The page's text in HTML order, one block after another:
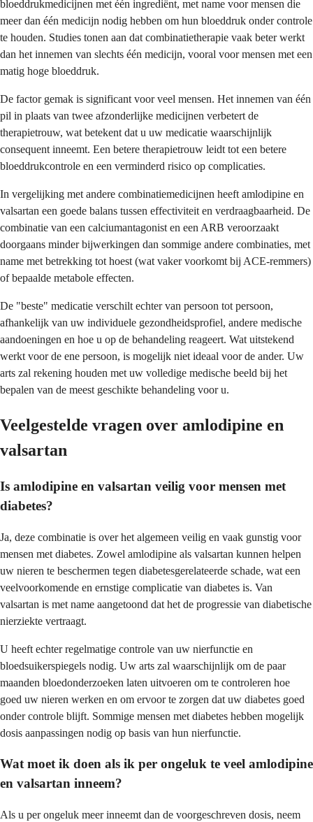
bloeddrukmedicijnen met één ingrediënt, met name voor mensen die
meer dan één medicijn nodig hebben om hun bloeddruk onder controle
te houden. Studies tonen aan dat combinatietherapie vaak beter werkt
dan het innemen van slechts één medicijn, vooral voor mensen met een
matig hoge bloeddruk.
De factor gemak is significant voor veel mensen. Het innemen van één
pil in plaats van twee afzonderlijke medicijnen verbetert de
therapietrouw, wat betekent dat u uw medicatie waarschijnlijk
consequent inneemt. Een betere therapietrouw leidt tot een betere
bloeddrukcontrole en een verminderd risico op complicaties.
In vergelijking met andere combinatiemedicijnen heeft amlodipine en
valsartan een goede balans tussen effectiviteit en verdraagbaarheid. De
combinatie van een calciumantagonist en een ARB veroorzaakt
doorgaans minder bijwerkingen dan sommige andere combinaties, met
name met betrekking tot hoest (wat vaker voorkomt bij ACE-remmers)
of bepaalde metabole effecten.
De "beste" medicatie verschilt echter van persoon tot persoon,
afhankelijk van uw individuele gezondheidsprofiel, andere medische
aandoeningen en hoe u op de behandeling reageert. Wat uitstekend
werkt voor de ene persoon, is mogelijk niet ideaal voor de ander. Uw
arts zal rekening houden met uw volledige medische beeld bij het
bepalen van de meest geschikte behandeling voor u.
Veelgestelde vragen over amlodipine en
valsartan
Is amlodipine en valsartan veilig voor mensen met
diabetes?
Ja, deze combinatie is over het algemeen veilig en vaak gunstig voor
mensen met diabetes. Zowel amlodipine als valsartan kunnen helpen
uw nieren te beschermen tegen diabetesgerelateerde schade, wat een
veelvoorkomende en ernstige complicatie van diabetes is. Van
valsartan is met name aangetoond dat het de progressie van diabetische
nierziekte vertraagt.
U heeft echter regelmatige controle van uw nierfunctie en
bloedsuikerspiegels nodig. Uw arts zal waarschijnlijk om de paar
maanden bloedonderzoeken laten uitvoeren om te controleren hoe
goed uw nieren werken en om ervoor te zorgen dat uw diabetes goed
onder controle blijft. Sommige mensen met diabetes hebben mogelijk
dosis aanpassingen nodig op basis van hun nierfunctie.
Wat moet ik doen als ik per ongeluk te veel amlodipine
en valsartan inneem?
Als u per ongeluk meer inneemt dan de voorgeschreven dosis, neem